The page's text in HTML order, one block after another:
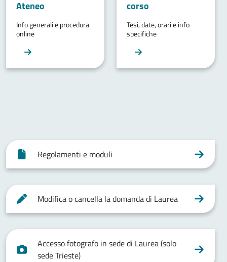
Ateneo
Info generali e procedura
online
corso
Tesi, date, orari e info
specifiche
Regolamenti e moduli
Modifica o cancella la domanda di Laurea
Accesso fotografo in sede di Laurea (solo
sede Trieste)